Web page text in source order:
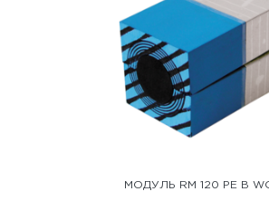
МОДУЛЬ RM 120 PE B